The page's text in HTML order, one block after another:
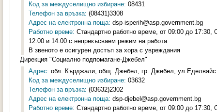
Код за междуселищно избиране: 08431
Телефон за връзка: (08431)3308
Адрес на електронна поща: dsp-isperih@asp.government.bg
Работно време: Стандартно работно време, от 09:00 до
12:00 и 14:00 с непрекъсваем режим на работа
В звеното е осигурен достъп за хора с увреждания
Дирекция "Социално подпомагане-Джебел"
Адрес: обл. Кърджали, общ. Джебел, гр. Джебел,
Код за междуселищно избиране: 03632
Телефон за връзка: (03632)2302
Адрес на електронна поща: dsp-djebel@asp.government.bg
Работно време: Стандартно работно време, от 09:00 до